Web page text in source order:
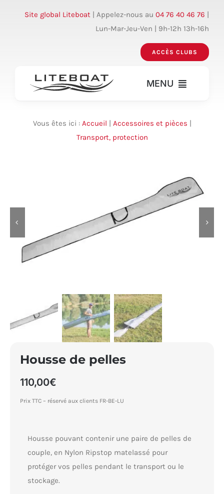
Site global Liteboat | Appelez-nous au04 76 40 46 76 |
Lun-Mar-Jeu-Ven | 9h-12h 13h-16h
ACCÈS CLUBS
MENU
Bateaux
Accessoires – pièces
Accès clubs
Mon compte
Vous êtes ici : Accueil | Accessoires et pièces |
Transport, protection
Housse de pelles
110,00€
Prix TTC – réservé aux clients FR-BE-LU
Housse pouvant contenir une paire de pelles de
couple, en Nylon Ripstop matelassé pour
protéger vos pelles pendant le transport ou le
stockage.